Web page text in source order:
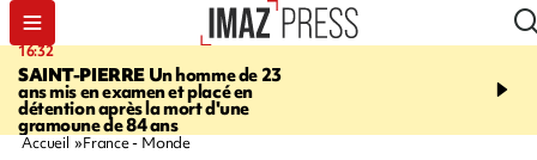
16:32
SAINT-PIERREUn homme de 23
ans mis en examen et placé en
détention après la mort d'une
gramoune de 84 ans
21:08
et Turquie scellent un
Accueil France - Monde